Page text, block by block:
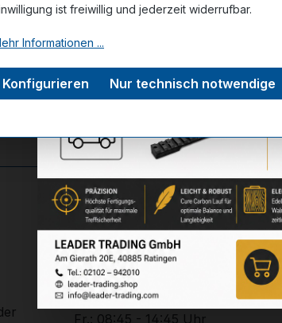
Bewertungen
Service-Hotline
Unterstützung zu Ihrer
+49 (0) 2102 – 94201 – 0
Mo. - Do.: 08:45 - 17:45 Uhr
Fr.: 08:45 - 14:45 Uhr
ist freiwillig und jederzeit widerrufbar.
Informationen ...
Nur technisch notwendige
Konfigurieren